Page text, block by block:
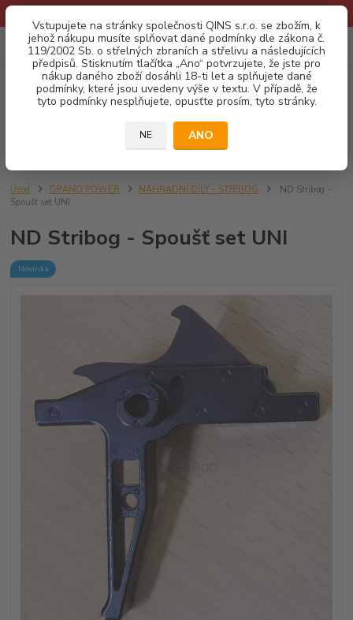
Vstupujete na stránky společnosti QINS s.r.o. se zbožím, k
jehož nákupu musíte splňovat dané podmínky dle zákona č.
119/2002 Sb. o střelných zbraních a střelivu a následujících
předpisů. Stisknutím tlačítka „Ano“ potvrzujete, že jste pro
nákup daného zboží dosáhli 18-ti let a splňujete dané
podmínky, které jsou uvedeny výše v textu. V případě, že
tyto podmínky nesplňujete, opusťte prosím, tyto stránky.
NE ANO
Menu
CZK 0
za0,00 Kč
Úvod GRAND POWER NÁHRADNÍ DÍLY - STRIBOG
ND Stribog -
Spoušť set UNI
ND Stribog - Spoušť set UNI
Novinka